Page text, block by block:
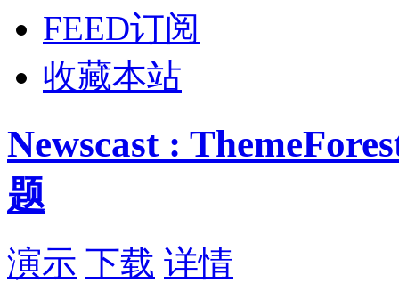
FEED订阅
收藏本站
Newscast :
题
演示 下载 详情